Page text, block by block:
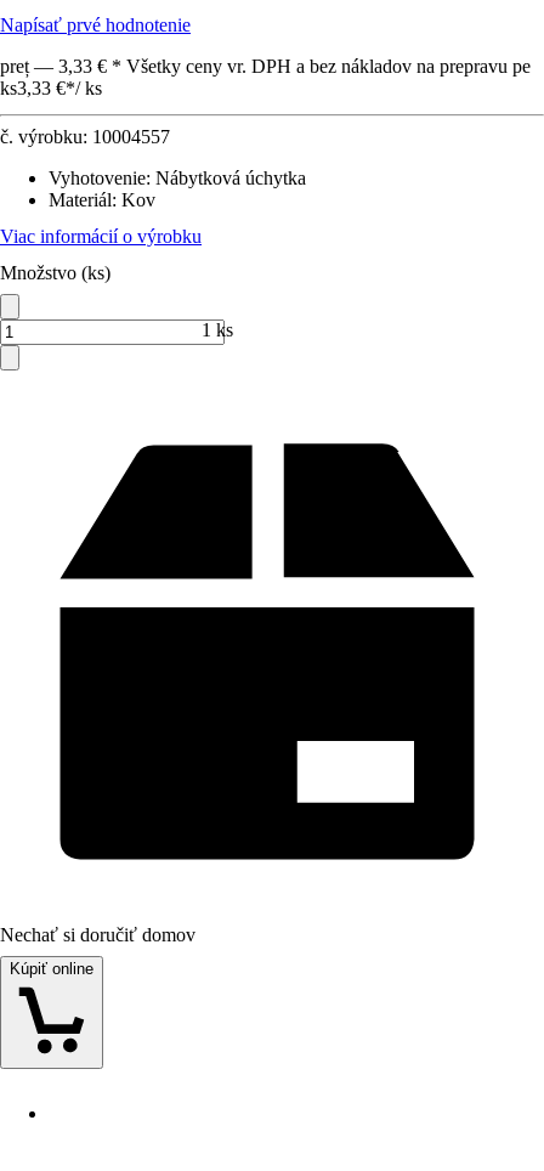
Napísať prvé hodnotenie
preț — 3,33 € * Všetky ceny vr. DPH a bez nákladov na prepravu pe
ks3,33 €*/ ks
č. výrobku: 10004557
Vyhotovenie: Nábytková úchytka
Materiál: Kov
Viac informácií o výrobku
Množstvo (ks)
1 ks
Nechať si doručiť domov
Kúpiť online